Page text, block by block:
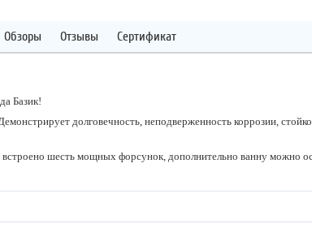
Обзоры Отзывы Сертификат
Базик!
долговечность, неподверженность коррозии,
шесть мощных форсунок, дополнительно ванну можно